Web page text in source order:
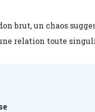
brut, un chaos
relation toute